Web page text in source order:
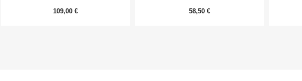
109,00 € 58,50 €